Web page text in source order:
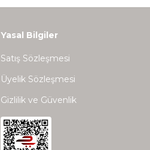
Yasal Bilgiler
Satış Sözleşmesi
Üyelik Sözleşmesi
Gizlilik ve Güvenlik